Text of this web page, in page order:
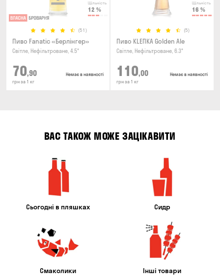
Щільність
12 %
(51)
Пиво Fanatic «Берлінгер»
Світле, Нефільтроване, 4.5°
70,90
грн за 1 кг
Немає в наявності
Щільність
16 %
(5)
Пиво KLEПКА Golden Ale
Світле, Нефільтроване, 6.3°
110,00
грн за 1 кг
Немає в наявності
ВАС ТАКОЖ МОЖЕ ЗАЦІКАВИТИ
Сьогодні в пляшках Сидр
Смаколики Інші товари